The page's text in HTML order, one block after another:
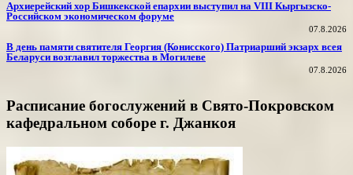
Архиерейский хор Бишкекской епархии выступил на VIII Кыргызско-
Российском экономическом форуме
07.8.2026
В день памяти святителя Георгия (Конисского) Патриарший экзарх всея
Беларуси возглавил торжества в Могилеве
07.8.2026
Расписание богослужений в Свято-Покровском
кафедральном соборе г. Джанкоя